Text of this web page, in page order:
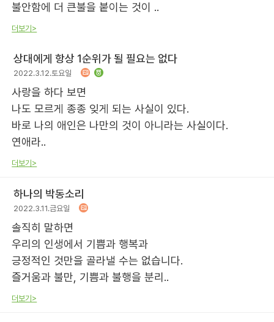
불안함에 더 큰불을 붙이는 것이 ..
더보기>
상대에게 항상 1순위가 될 필요는 없다
2022.3.12.토요일
사랑을 하다 보면
나도 모르게 종종 잊게 되는 사실이 있다.
바로 나의 애인은 나만의 것이 아니라는 사실이다.
연애라..
더보기>
하나의 박동소리
2022.3.11.금요일
솔직히 말하면
우리의 인생에서 기쁨과 행복과
긍정적인 것만을 골라낼 수는 없습니다.
즐거움과 불만, 기쁨과 불행을 분리..
더보기>